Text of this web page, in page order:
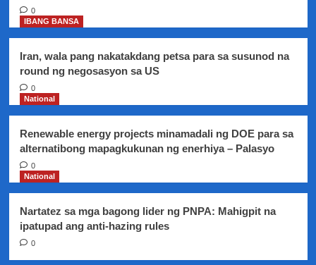
Marawi
City
0
IBANG BANSA
Iran, wala pang nakatakdang petsa para sa susunod na
round ng negosasyon sa US
0
National
Renewable energy projects minamadali ng DOE para sa
alternatibong mapagkukunan ng enerhiya – Palasyo
0
National
Nartatez sa mga bagong lider ng PNPA: Mahigpit na
ipatupad ang anti-hazing rules
0